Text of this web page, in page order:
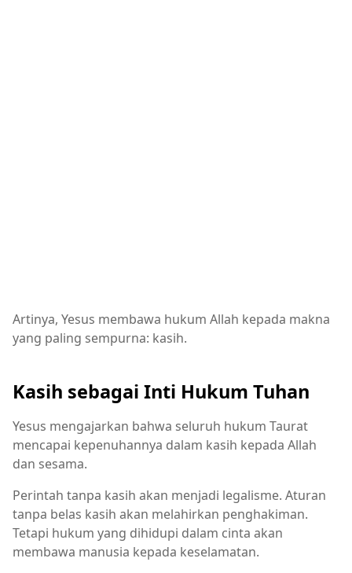
Artinya, Yesus membawa hukum Allah kepada makna
yang paling sempurna: kasih.
Kasih sebagai Inti Hukum Tuhan
Yesus mengajarkan bahwa seluruh hukum Taurat
mencapai kepenuhannya dalam kasih kepada Allah
dan sesama.
Perintah tanpa kasih akan menjadi legalisme. Aturan
tanpa belas kasih akan melahirkan penghakiman.
Tetapi hukum yang dihidupi dalam cinta akan
membawa manusia kepada keselamatan.